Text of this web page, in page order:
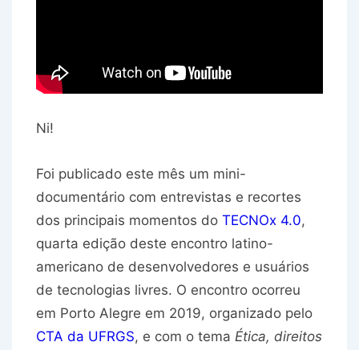
Ni!
Foi publicado este mês um mini-
documentário com entrevistas e recortes
dos principais momentos do TECNOx 4.0,
quarta edição deste encontro latino-
americano de desenvolvedores e usuários
de tecnologias livres. O encontro ocorreu
em Porto Alegre em 2019, organizado pelo
CTA da UFRGS, e com o tema Ética, direitos